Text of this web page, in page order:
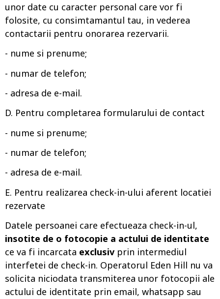
unor date cu caracter personal care vor fi
folosite, cu consimtamantul tau, in vederea
contactarii pentru onorarea rezervarii.
- nume si prenume;
- numar de telefon;
- adresa de e-mail.
D. Pentru completarea formularului de contact
- nume si prenume;
- numar de telefon;
- adresa de e-mail.
E. Pentru realizarea check-in-ului aferent locatiei
rezervate
Datele persoanei care efectueaza check-in-ul,
insotite de o fotocopie a actului de identitate
ce va fi incarcata exclusivprin intermediul
interfetei de check-in. Operatorul Eden Hill nu va
solicita niciodata transmiterea unor fotocopii ale
actului de identitate prin email, whatsapp sau